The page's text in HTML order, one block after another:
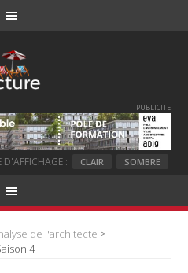
PUBLICITE
D'AFFICHAGE : CLAIR SOMBRE
de l'architecte >
4